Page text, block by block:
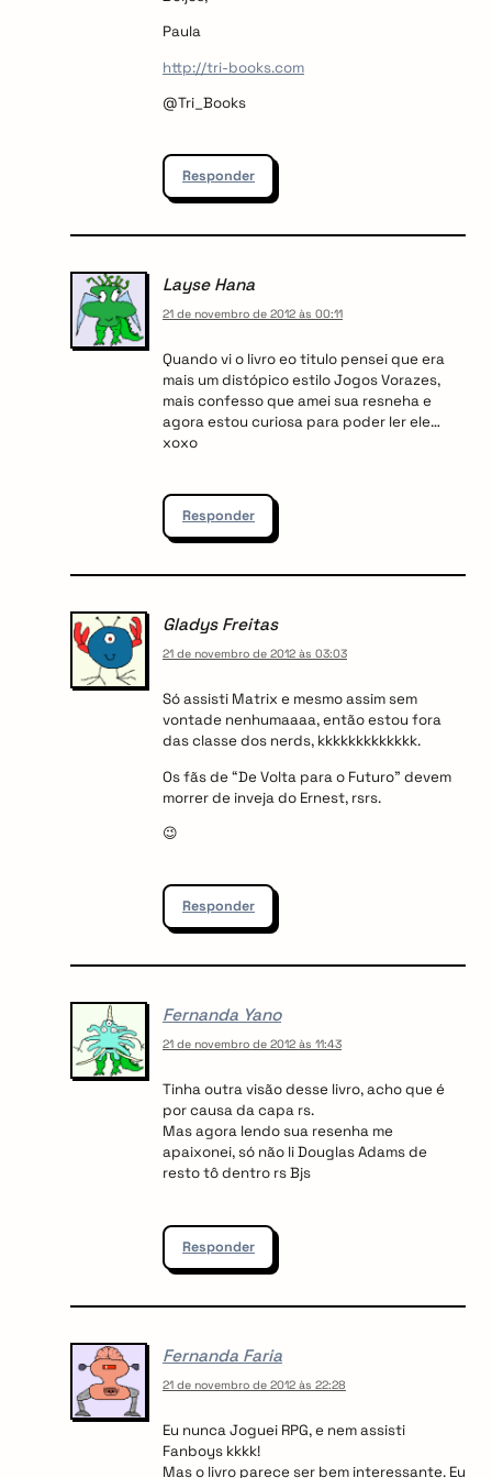
Paula
http://tri-books.com
@Tri_Books
Responder
Layse Hana
21 de novembro de 2012 às 00:11
Quando vi o livro eo titulo pensei que era
mais um distópico estilo Jogos Vorazes,
mais confesso que amei sua resneha e
agora estou curiosa para poder ler ele…
xoxo
Responder
Gladys Freitas
21 de novembro de 2012 às 03:03
Só assisti Matrix e mesmo assim sem
vontade nenhumaaaa, então estou fora
das classe dos nerds, kkkkkkkkkkkkk.
Os fãs de “De Volta para o Futuro” devem
morrer de inveja do Ernest, rsrs.
😉
Responder
Fernanda Yano
21 de novembro de 2012 às 11:43
Tinha outra visão desse livro, acho que é
por causa da capa rs.
Mas agora lendo sua resenha me
apaixonei, só não li Douglas Adams de
resto tô dentro rs Bjs
Responder
Fernanda Faria
21 de novembro de 2012 às 22:28
Eu nunca Joguei RPG, e nem assisti
Fanboys kkkk!
Mas o livro parece ser bem interessante. Eu